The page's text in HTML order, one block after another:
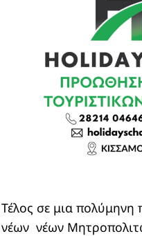
Τέλος σε μια πολύμηνη
νέων νέων